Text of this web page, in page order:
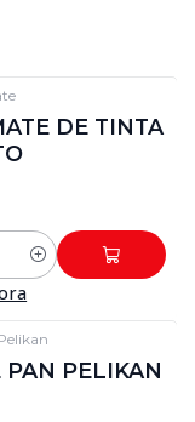
DE TINTA
PAN PELIKAN